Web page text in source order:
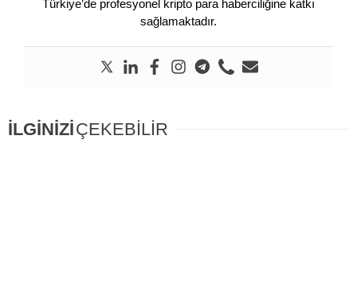
Türkiye’de profesyonel kripto para haberciliğine katkı
sağlamaktadır.
İLGİNİZİÇEKEBİLİR